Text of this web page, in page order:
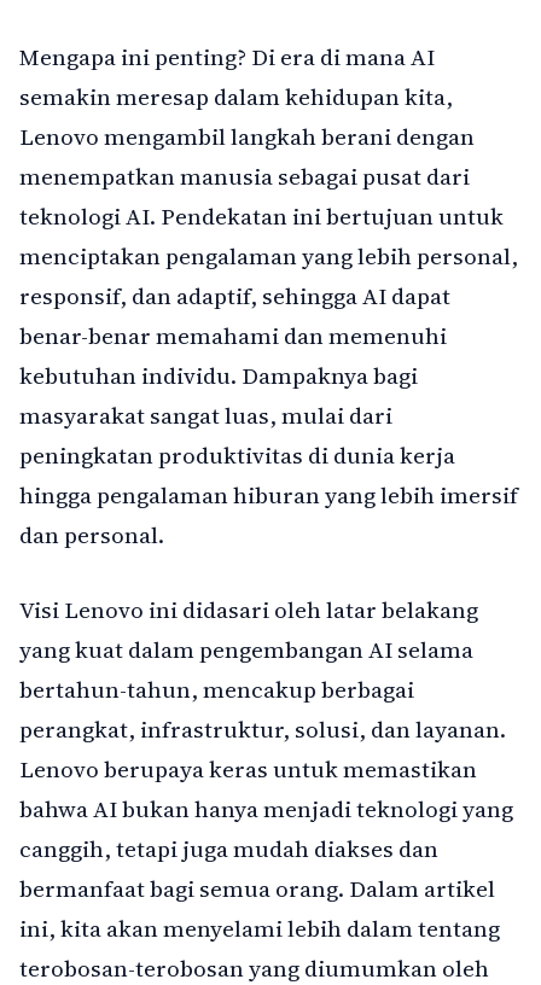
Mengapa ini penting? Di era di mana AI
semakin meresap dalam kehidupan kita,
Lenovo mengambil langkah berani dengan
menempatkan manusia sebagai pusat dari
teknologi AI. Pendekatan ini bertujuan untuk
menciptakan pengalaman yang lebih personal,
responsif, dan adaptif, sehingga AI dapat
benar-benar memahami dan memenuhi
kebutuhan individu. Dampaknya bagi
masyarakat sangat luas, mulai dari
peningkatan produktivitas di dunia kerja
hingga pengalaman hiburan yang lebih imersif
dan personal.
Visi Lenovo ini didasari oleh latar belakang
yang kuat dalam pengembangan AI selama
bertahun-tahun, mencakup berbagai
perangkat, infrastruktur, solusi, dan layanan.
Lenovo berupaya keras untuk memastikan
bahwa AI bukan hanya menjadi teknologi yang
canggih, tetapi juga mudah diakses dan
bermanfaat bagi semua orang. Dalam artikel
ini, kita akan menyelami lebih dalam tentang
terobosan-terobosan yang diumumkan oleh